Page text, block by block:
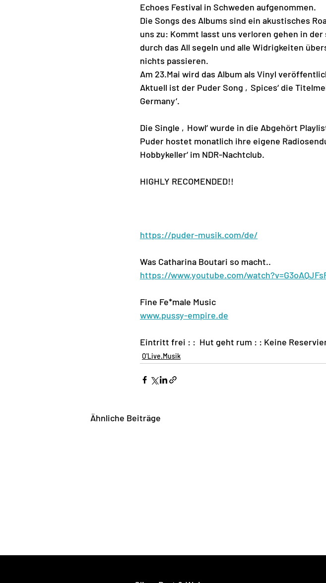
Echoes Festival in Schweden aufgenommen.
Die Songs des Albums sind ein akustisches
uns zu: Kommt lasst uns verloren gehen in
durch das All segeln und alle Widrigkeiten
nichts passieren.
Am 23.Mai wird das Album als Vinyl
Aktuell ist der Puder Song ‚Spices‘ die
Germany‘.
Die Single ‚Howl‘ wurde in die Abgehört
Puder hostet monatlich ihre eigene
Hobbykeller‘ im NDR-Nachtclub.
HIGHLY RECOMENDED!!
https://puder-musik.com/de/
Was Catharina Boutari so macht..
https://www.youtube.com/
Fine Fe*male Music
www.pussy-empire.de
Eintritt frei : :  Hut geht rum : : Keine
O'Live.Musik
Ähnliche Beiträge